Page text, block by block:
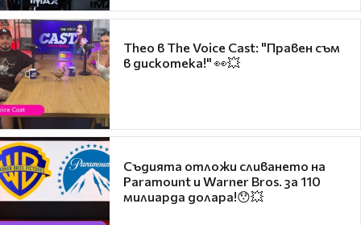
Theo в The Voice Cast: "Правен съм
в дискотека!" 👀💥
Съдията отложи сливането на
Paramount и Warner Bros. за 110
милиарда долара!😯💥